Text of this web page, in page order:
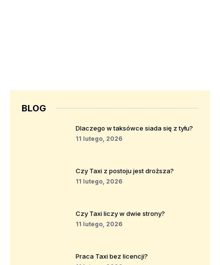
BLOG
Dlaczego w taksówce siada się z tyłu?
11 lutego, 2026
Czy Taxi z postoju jest droższa?
11 lutego, 2026
Czy Taxi liczy w dwie strony?
11 lutego, 2026
Praca Taxi bez licencji?